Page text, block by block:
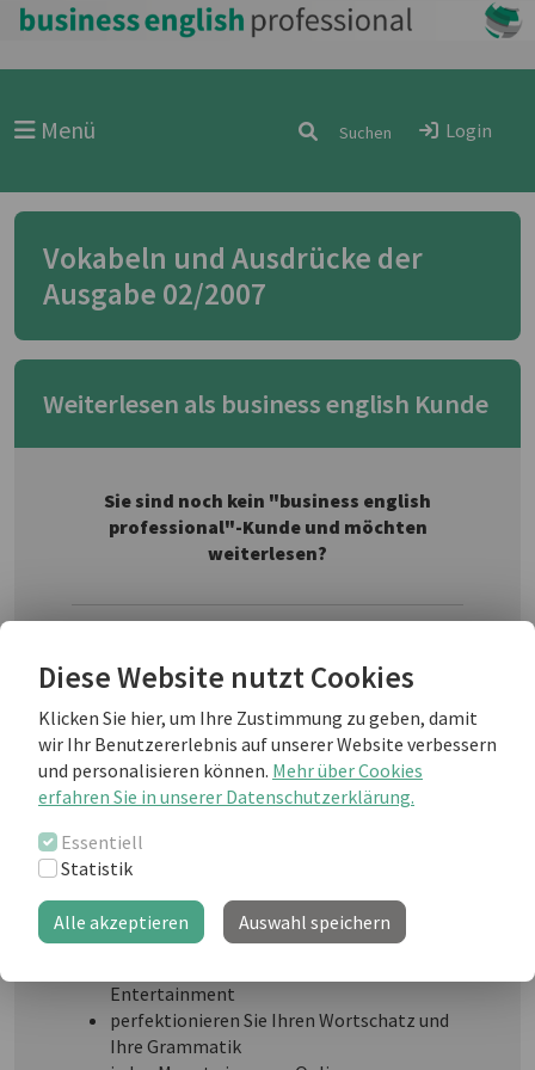
Diese Website nutzt Cookies
Klicken Sie hier, um Ihre Zustimmung zu geben, damit
wir Ihr Benutzererlebnis auf unserer Website verbessern
und personalisieren können. Mehr über Cookies
erfahren Sie in unserer Datenschutzerklärung.
Essentiell
Statistik
Alle akzeptieren Auswahl speichern
Menü Login
Vokabeln und Ausdrücke der
Ausgabe 02/2007
Weiterlesen als business english Kunde
Sie sind noch kein "business english
professional"-Kunde und möchten
weiterlesen?
business english professional
Lernplattform mit Informationen, Vorlagen,
Know-How und täglichem Lernspaß für Ihr
professionelles Business English im Job:
Entertainment
perfektionieren Sie Ihren Wortschatz und
Ihre Grammatik